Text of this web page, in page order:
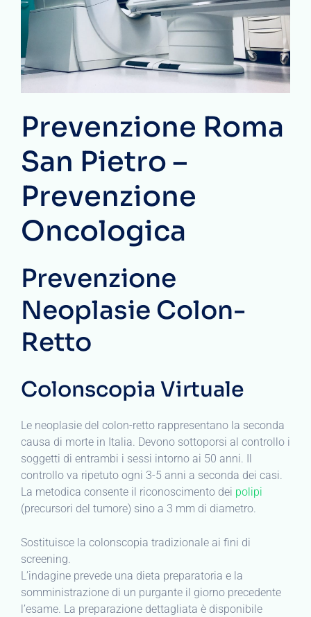
Prevenzione Roma
San Pietro –
Prevenzione
Oncologica
Prevenzione
Neoplasie Colon-
Retto
Colonscopia Virtuale
Le neoplasie del colon-retto rappresentano la seconda
causa di morte in Italia. Devono sottoporsi al controllo i
soggetti di entrambi i sessi intorno ai 50 anni. Il
controllo va ripetuto ogni 3-5 anni a seconda dei casi.
La metodica consente il riconoscimento dei polipi
(precursori del tumore) sino a 3 mm di diametro.
Sostituisce la colonscopia tradizionale ai fini di
screening.
L’indagine prevede una dieta preparatoria e la
somministrazione di un purgante il giorno precedente
l’esame. La preparazione dettagliata è disponibile